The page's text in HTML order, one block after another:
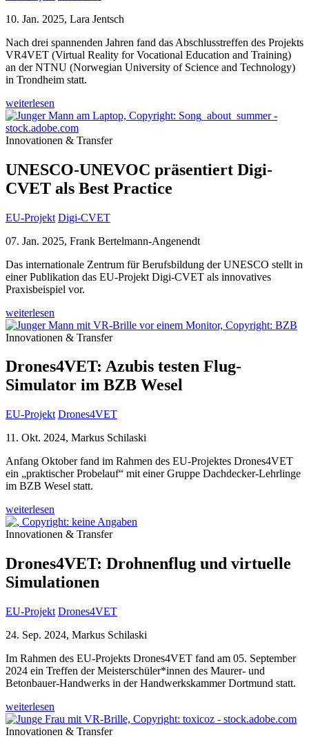
10. Jan. 2025, Lara Jentsch
Nach drei spannenden Jahren fand das Abschlusstreffen des Projekts
VR4VET (Virtual Reality for Vocational Education and Training)
an der NTNU (Norwegian University of Science and Technology)
in Trondheim statt.
weiterlesen
Innovationen & Transfer
UNESCO-UNEVOC präsentiert Digi-
CVET als Best Practice
EU-Projekt Digi-CVET
07. Jan. 2025, Frank Bertelmann-Angenendt
Das internationale Zentrum für Berufsbildung der UNESCO stellt in
einer Publikation das EU-Projekt Digi-CVET als innovatives
Praxisbeispiel vor.
weiterlesen
Innovationen & Transfer
Drones4VET: Azubis testen Flug-
Simulator im BZB Wesel
EU-Projekt Drones4VET
11. Okt. 2024, Markus Schilaski
Anfang Oktober fand im Rahmen des EU-Projektes Drones4VET
ein „praktischer Probelauf“ mit einer Gruppe Dachdecker-Lehrlinge
im BZB Wesel statt.
weiterlesen
Innovationen & Transfer
Drones4VET: Drohnenflug und virtuelle
Simulationen
EU-Projekt Drones4VET
24. Sep. 2024, Markus Schilaski
Im Rahmen des EU-Projekts Drones4VET fand am 05. September
2024 ein Treffen der Meisterschüler*innen des Maurer- und
Betonbauer-Handwerks in der Handwerkskammer Dortmund statt.
weiterlesen
Innovationen & Transfer